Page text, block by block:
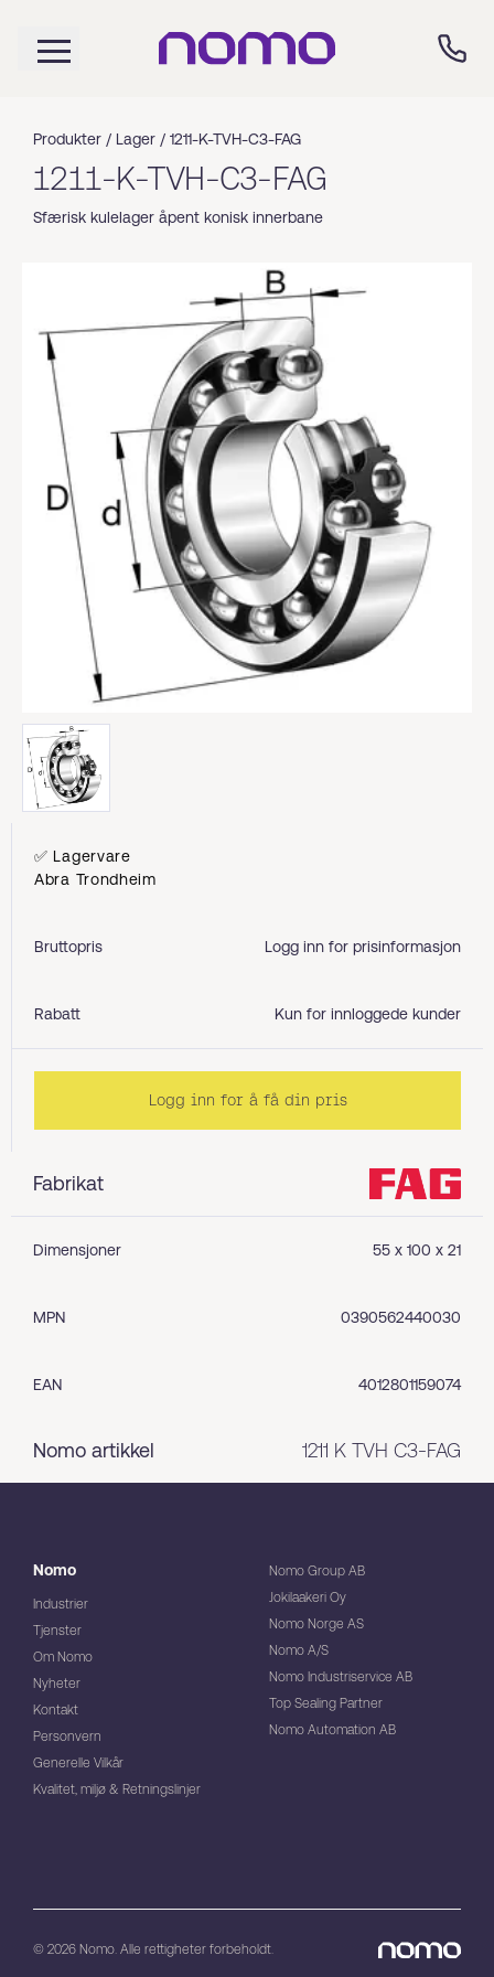
Produkter / Lager / 1211-K-TVH-C3-FAG
1211-K-TVH-C3-FAG
Sfærisk kulelager åpent konisk innerbane
Fabrikat
Dimensjoner 55 x 100 x 21
MPN 0390562440030
EAN 4012801159074
Nomo artikkel 1211 K TVH C3-FAG
✅ Lagervare
Abra Trondheim
Bruttopris Logg inn for prisinformasjon
Rabatt Kun for innloggede kunder
Logg inn for å få din pris
Nomo
Industrier
Tjenster
Om Nomo
Nyheter
Kontakt
Personvern
Generelle Vilkår
Kvalitet, miljø & Retningslinjer
Nomo Group AB
Jokilaakeri Oy
Nomo Norge AS
Nomo A/S
Nomo Industriservice AB
Top Sealing Partner
Nomo Automation AB
© 2026 Nomo. Alle rettigheter forbeholdt.